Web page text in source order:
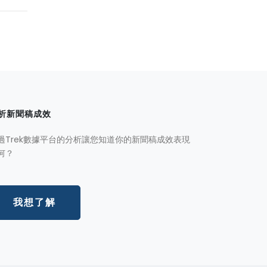
新聞稿成效
Trek數據平台的分析讓您知道你的新聞稿成效表現
？
我想了解